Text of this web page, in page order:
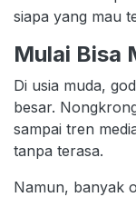
siapa yang mau
Mulai Bisa
Di usia muda,
besar.
sampai tren
tanpa terasa.
Namun, banyak